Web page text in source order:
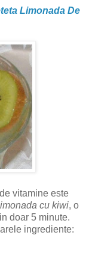
Limonada De
vitamine este
cu kiwi, o
doar 5 minute.
ingrediente: